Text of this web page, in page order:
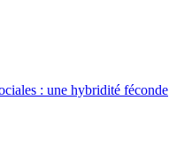
: une hybridité féconde